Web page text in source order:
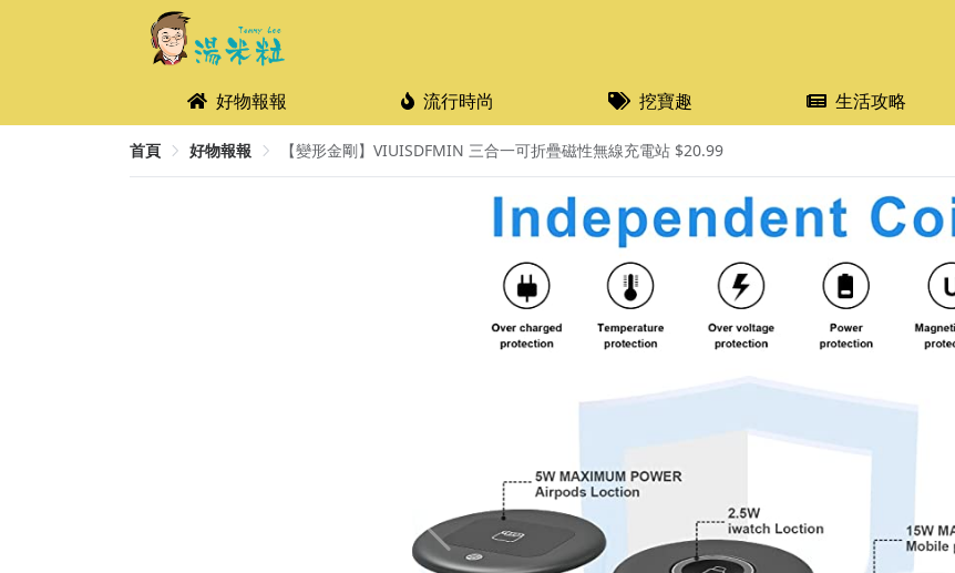
好物報報 流行時尚 挖寶趣 生活攻略
首頁 好物報報 【變形金剛】VIUISDFMIN 三合一可折疊磁性無線充電站 $20.99